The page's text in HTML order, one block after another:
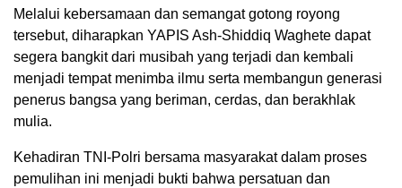
Melalui kebersamaan dan semangat gotong royong
tersebut, diharapkan YAPIS Ash-Shiddiq Waghete dapat
segera bangkit dari musibah yang terjadi dan kembali
menjadi tempat menimba ilmu serta membangun generasi
penerus bangsa yang beriman, cerdas, dan berakhlak
mulia.
Kehadiran TNI-Polri bersama masyarakat dalam proses
pemulihan ini menjadi bukti bahwa persatuan dan